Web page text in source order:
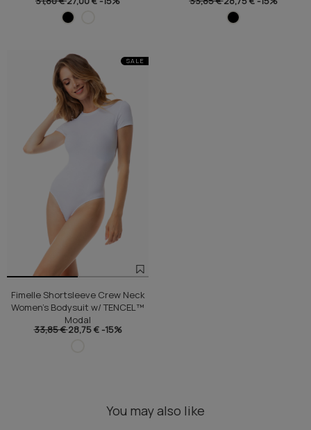
SALE
Fimelle Shortsleeve Crew Neck
Women's Bodysuit w/ TENCEL™
Modal
33,85 €28,75 € -15%
You may also like